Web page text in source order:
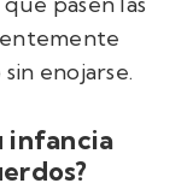
enojarse.
infancia